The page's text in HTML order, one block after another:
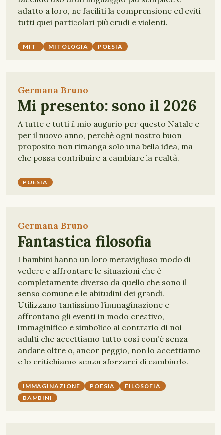
adatto a loro, ne faciliti la comprensione ed eviti
tutti quei particolari più crudi e violenti.
MITI MITOLOGIA POESIA
Germana Bruno
Mi presento: sono il 2026
A tutte e tutti il mio augurio per questo Natale e
per il nuovo anno, perchè ogni nostro buon
proposito non rimanga solo una bella idea, ma
che possa contribuire a cambiare la realtà.
POESIA
Germana Bruno
Fantastica filosofia
I bambini hanno un loro meraviglioso modo di
vedere e affrontare le situazioni che è
completamente diverso da quello che sono il
senso comune e le abitudini dei grandi.
Utilizzano tantissimo l’immaginazione e
affrontano gli eventi in modo creativo,
immaginifico e simbolico al contrario di noi
adulti che accettiamo tutto così com’è senza
andare oltre o, ancor peggio, non lo accettiamo
e lo critichiamo senza sforzarci di cambiarlo.
IMMAGINAZIONE POESIA
FILOSOFIA
BAMBINI